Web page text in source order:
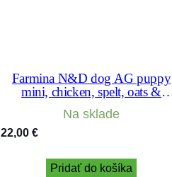
Farmina N&D dog AG puppy
mini, chicken, spelt, oats &
Na sklade
22,00 €
Pridať do košíka